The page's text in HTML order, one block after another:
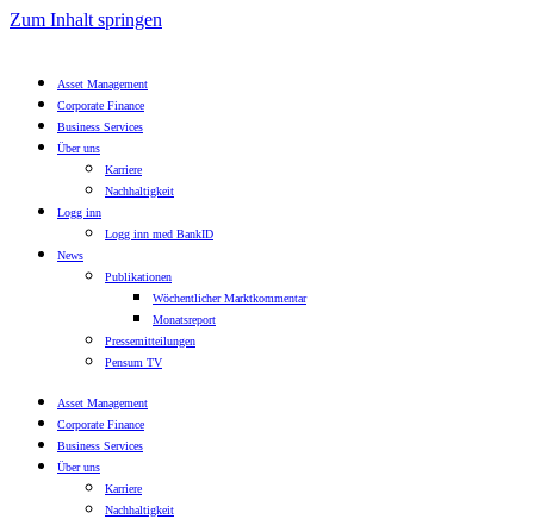
Zum Inhalt springen
Asset Management
Corporate Finance
Business Services
Über uns
Karriere
Nachhaltigkeit
Logg inn
Logg inn med BankID
News
Publikationen
Wöchentlicher Marktkommentar
Monatsreport
Pressemitteilungen
Pensum TV
Asset Management
Corporate Finance
Business Services
Über uns
Karriere
Nachhaltigkeit